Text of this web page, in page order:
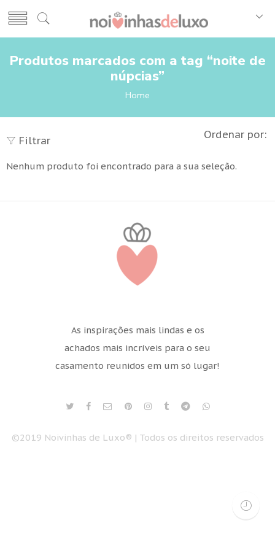
Produtos marcados com a tag “noite de
núpcias”
Home
Filtrar Ordenar por:
Nenhum produto foi encontrado para a sua seleção.
As inspirações mais lindas e os
achados mais incríveis para o seu
casamento reunidos em um só lugar!
©2019 Noivinhas de Luxo® | Todos os direitos reservados